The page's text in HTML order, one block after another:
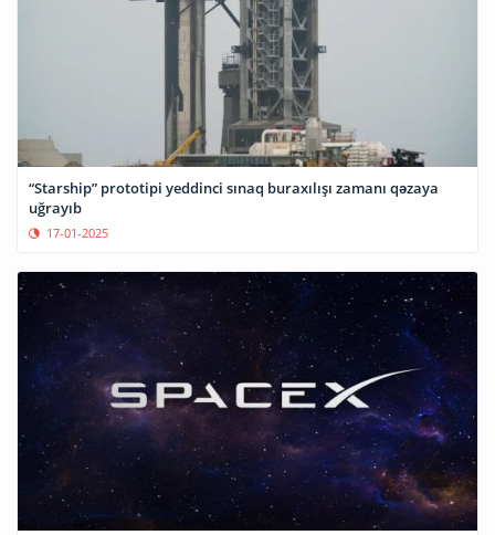
“Starship” prototipi yeddinci sınaq buraxılışı zamanı qəzaya
uğrayıb
17-01-2025